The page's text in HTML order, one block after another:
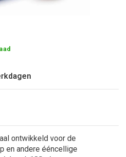
ontwikkeld voor de
en andere ééncellige